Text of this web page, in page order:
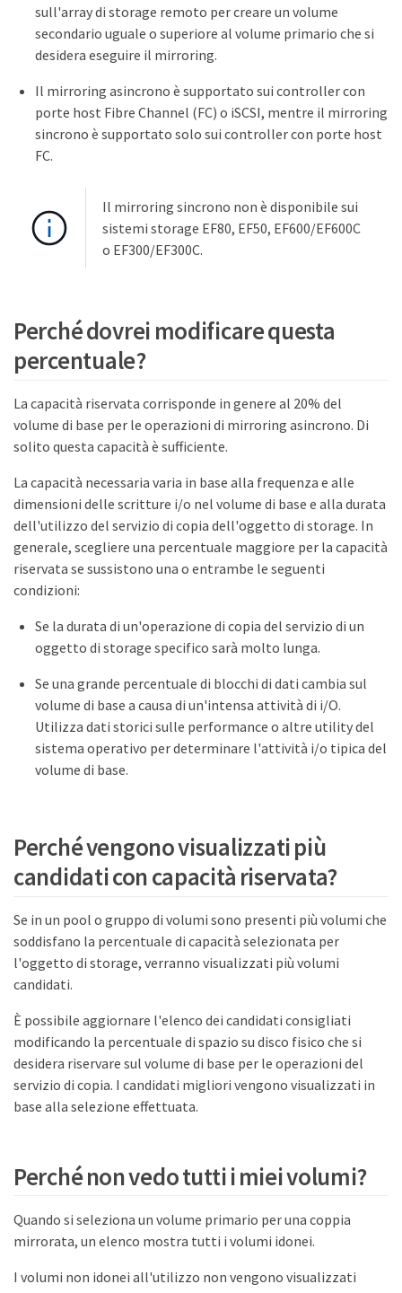
sull'array di storage remoto per creare un volume
secondario uguale o superiore al volume primario che si
desidera eseguire il mirroring.
Il mirroring asincrono è supportato sui controller con
porte host Fibre Channel (FC) o iSCSI, mentre il mirroring
sincrono è supportato solo sui controller con porte host
FC.
Il mirroring sincrono non è disponibile sui
sistemi storage EF80, EF50, EF600/EF600C
o EF300/EF300C.
Perché dovrei modificare questa
percentuale?
La capacità riservata corrisponde in genere al 20% del
volume di base per le operazioni di mirroring asincrono. Di
solito questa capacità è sufficiente.
La capacità necessaria varia in base alla frequenza e alle
dimensioni delle scritture i/o nel volume di base e alla durata
dell'utilizzo del servizio di copia dell'oggetto di storage. In
generale, scegliere una percentuale maggiore per la capacità
riservata se sussistono una o entrambe le seguenti
condizioni:
Se la durata di un'operazione di copia del servizio di un
oggetto di storage specifico sarà molto lunga.
Se una grande percentuale di blocchi di dati cambia sul
volume di base a causa di un'intensa attività di i/O.
Utilizza dati storici sulle performance o altre utility del
sistema operativo per determinare l'attività i/o tipica del
volume di base.
Perché vengono visualizzati più
candidati con capacità riservata?
Se in un pool o gruppo di volumi sono presenti più volumi che
soddisfano la percentuale di capacità selezionata per
l'oggetto di storage, verranno visualizzati più volumi
candidati.
È possibile aggiornare l'elenco dei candidati consigliati
modificando la percentuale di spazio su disco fisico che si
desidera riservare sul volume di base per le operazioni del
servizio di copia. I candidati migliori vengono visualizzati in
base alla selezione effettuata.
Perché non vedo tutti i miei volumi?
Quando si seleziona un volume primario per una coppia
mirrorata, un elenco mostra tutti i volumi idonei.
I volumi non idonei all'utilizzo non vengono visualizzati